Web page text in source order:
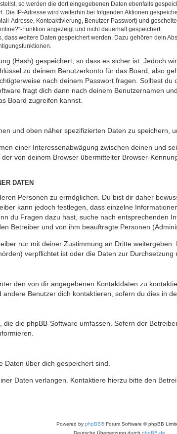
so werden die dort eingegebenen Daten ebenfalls
Die IP-Adresse wird weiterhin bei folgenden Aktionen
Adresse, Kontoaktivierung, Benutzer-Passwort) und
Funktion angezeigt und nicht dauerhaft gespeichert.
weitere Daten gespeichert werden. Dazu gehören dein
(Hash) gespeichert, so dass es sicher ist. Jedoch
zu deinem Benutzerkonto für das Board, also
nach deinem Passwort fragen. Solltest
fragt dich dann nach deinem Benutzernamen
Board zugreifen kannst.
und oben näher spezifizierten Daten zu speichern,
einer Interessenabwägung zwischen deinen und
von deinem Browser übermittelter Browser-
DATEN
Personen zu ermöglichen. Du bist dir daher
kann jedoch festlegen, dass einzelne
du Fragen dazu hast, suche nach entsprechenden
Betreiber und von ihm beauftragte Personen
nur mit deiner Zustimmung an Dritte
verpflichtet ist oder die Daten zur Durchsetzung
den von dir angegebenen Kontaktdaten zu
Benutzer dich kontaktieren, sofern du dies in
die phpBB-Software umfassen. Sofern der
Daten über dich gespeichert sind.
Daten verlangen. Kontaktiere hierzu bitte den
Powered by phpBB® Forum Software © phpBB
Deutsche Übersetzung durch phpBB.de